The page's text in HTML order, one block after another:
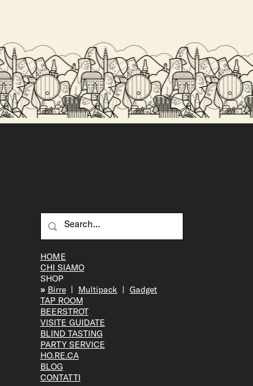
Perché la birra artigianale è migliore della
birra industriale?
HOME
CHI SIAMO
SHOP
» Birre Multipack
Gadget
TAP ROOM
BEERSTROT
VISITE GUIDATE
BLIND TASTING
PARTY SERVICE
HO.RE.CA
BLOG
CONTATTI